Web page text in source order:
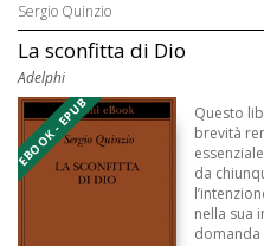
Sergio Quinzio
La sconfitta di Dio
Adelphi
EBOOK - EPUB
Questo
brevità
da
nella sua
domanda